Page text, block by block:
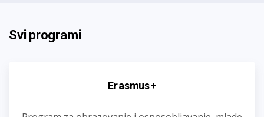
Svi programi
Erasmus+